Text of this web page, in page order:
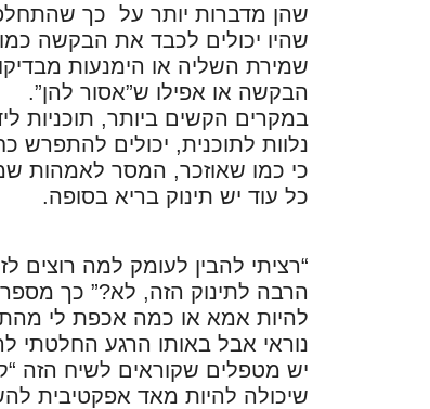
שהן מדברות יותר על כך
שהיו יכולים לכבד את הבקשה
שמירת השליה או הימנעות
הבקשה או אפילו ש”אסור להן”.
במקרים הקשים ביותר, תוכניות
נלוות לתוכנית, יכולים להתפרש
כי כמו שאוזכר, המסר לאמהות
כל עוד יש תינוק בריא בסופה.
“רציתי להבין לעומק למה רוצים
הרבה לתינוק הזה, לא?” כך
להיות אמא או כמה אכפת לי
נוראי אבל באותו הרגע החלטתי
יש מטפלים שקוראים לשיח הזה
שיכולה להיות מאד אפקטיבית